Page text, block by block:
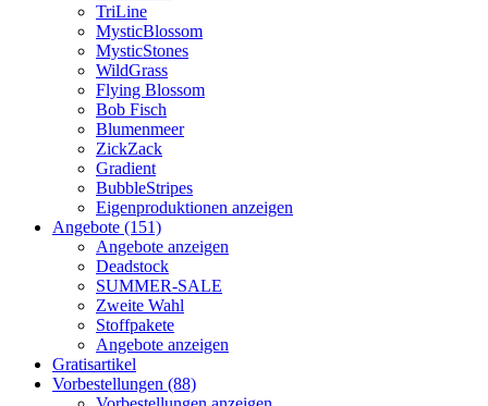
TriLine
MysticBlossom
MysticStones
WildGrass
Flying Blossom
Bob Fisch
Blumenmeer
ZickZack
Gradient
BubbleStripes
Eigenproduktionen anzeigen
Angebote (151)
Angebote anzeigen
Deadstock
SUMMER-SALE
Zweite Wahl
Stoffpakete
Angebote anzeigen
Gratisartikel
Vorbestellungen (88)